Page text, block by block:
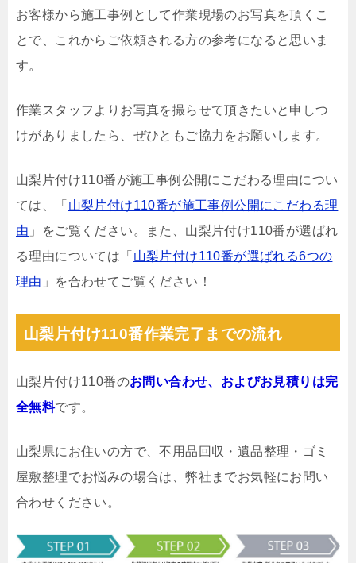
お客様から施工事例として作業現場のお写真を頂くこ
とで、これからご依頼される方の参考になると思いま
す。
作業スタッフよりお写真を撮らせて頂きたいと申しつ
けがありましたら、ぜひともご協力をお願いします。
山梨片付け110番が施工事例公開にこだわる理由につい
ては、「 山梨片付け110番が施工事例公開にこだわる理
由 」をご覧ください。また、山梨片付け110番が選ばれ
る理由については「 山梨片付け110番が選ばれる6つの
理由 」を合わせてご覧ください！
山梨片付け110番作業完了までの流れ
山梨片付け110番のお問い合わせ、およびお見積りは完
全無料です。
山梨県にお住いの方で、不用品回収・遺品整理・ゴミ
屋敷整理でお悩みの場合は、弊社までお気軽にお問い
合わせください。